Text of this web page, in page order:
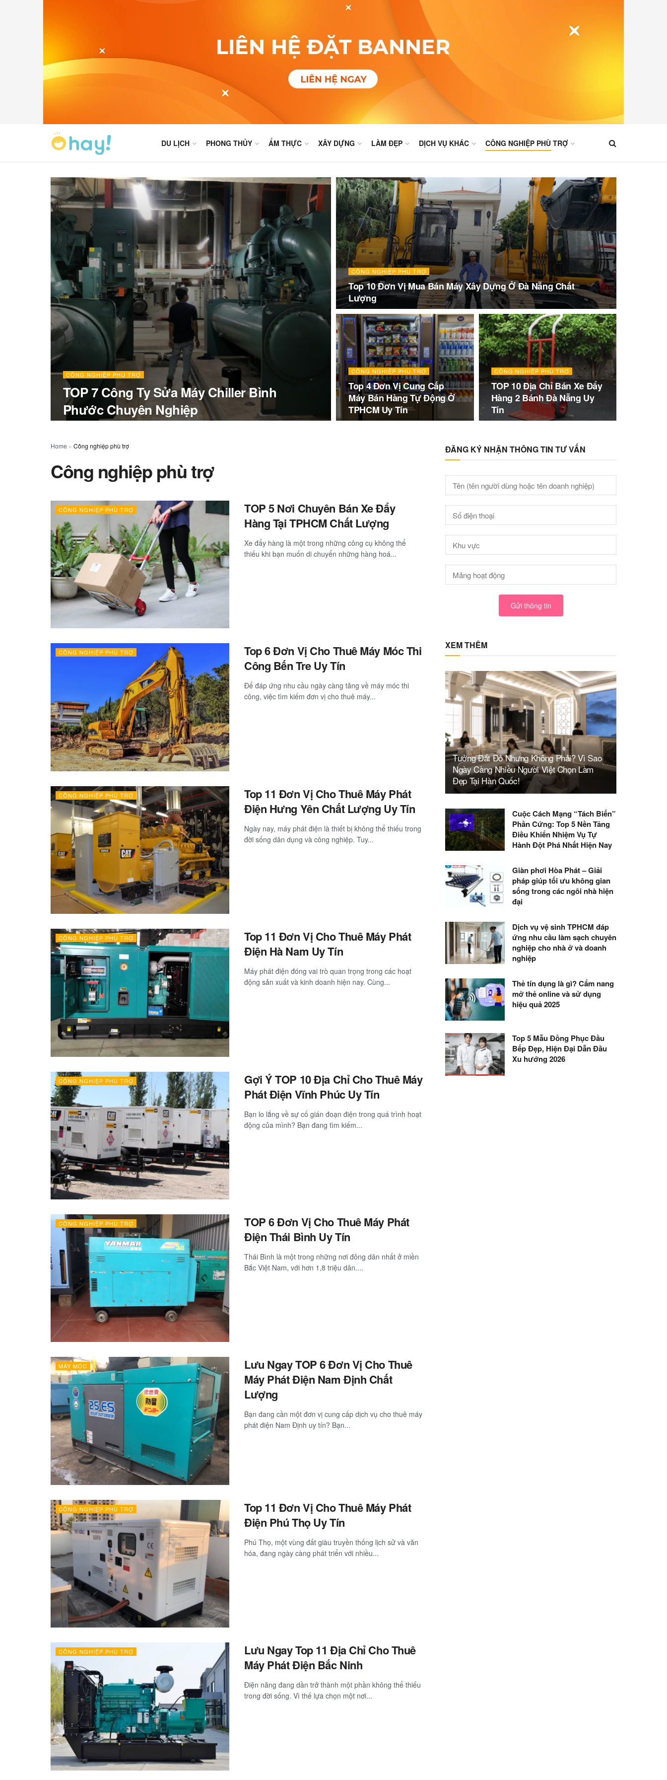
DU LỊCH PHONG THỦY ẨM THỰC XÂY DỰNG LÀM ĐẸP DỊCH VỤ KHÁC CÔNG NGHIỆP PHÙ TRỢ
CÔNG NGHIỆP PHÙ TRỢ
TOP 7 Công Ty Sửa Máy Chiller Bình
Phước Chuyên Nghiệp
CÔNG NGHIỆP PHÙ TRỢ
Top 10 Đơn Vị Mua Bán Máy Xây Dựng Ở Đà Nẵng Chất
Lượng
CÔNG NGHIỆP PHÙ TRỢ
Top 4 Đơn Vị Cung Cấp
Máy Bán Hàng Tự Động Ở
TPHCM Uy Tín
CÔNG NGHIỆP PHÙ TRỢ
TOP 10 Địa Chỉ Bán Xe Đẩy
Hàng 2 Bánh Đà Nẵng Uy
Tín
Home » Công nghiệp phù trợ
Công nghiệp phù trợ
CÔNG NGHIỆP PHÙ TRỢ
TOP 5 Nơi Chuyên Bán Xe Đẩy
Hàng Tại TPHCM Chất Lượng
Xe đẩy hàng là một trong những công cụ không thể
thiếu khi bạn muốn di chuyển những hàng hoá...
CÔNG NGHIỆP PHÙ TRỢ
Top 6 Đơn Vị Cho Thuê Máy Móc Thi
Công Bến Tre Uy Tín
Để đáp ứng nhu cầu ngày càng tăng về máy móc thi
công, việc tìm kiếm đơn vị cho thuê máy...
CÔNG NGHIỆP PHÙ TRỢ
Top 11 Đơn Vị Cho Thuê Máy Phát
Điện Hưng Yên Chất Lượng Uy Tín
Ngày nay, máy phát điện là thiết bị không thể thiếu trong
đời sống dân dụng và công nghiệp. Tuy...
CÔNG NGHIỆP PHÙ TRỢ
Top 11 Đơn Vị Cho Thuê Máy Phát
Điện Hà Nam Uy Tín
Máy phát điện đóng vai trò quan trọng trong các hoạt
động sản xuất và kinh doanh hiện nay. Cùng...
CÔNG NGHIỆP PHÙ TRỢ
Gợi Ý TOP 10 Địa Chỉ Cho Thuê Máy
Phát Điện Vĩnh Phúc Uy Tín
Bạn lo lắng về sự cố gián đoạn điện trong quá trình hoạt
động của mình? Bạn đang tìm kiếm...
CÔNG NGHIỆP PHÙ TRỢ
TOP 6 Đơn Vị Cho Thuê Máy Phát
Điện Thái Bình Uy Tín
Thái Bình là một trong những nơi đông dân nhất ở miền
Bắc Việt Nam, với hơn 1,8 triệu dân....
MÁY MÓC
Lưu Ngay TOP 6 Đơn Vị Cho Thuê
Máy Phát Điện Nam Định Chất
Lượng
Bạn đang cần một đơn vị cung cấp dịch vụ cho thuê máy
phát điện Nam Định uy tín? Bạn...
CÔNG NGHIỆP PHÙ TRỢ
Top 11 Đơn Vị Cho Thuê Máy Phát
Điện Phú Thọ Uy Tín
Phú Thọ, một vùng đất giàu truyền thống lịch sử và văn
hóa, đang ngày càng phát triển với nhiều...
CÔNG NGHIỆP PHÙ TRỢ
Lưu Ngay Top 11 Địa Chỉ Cho Thuê
Máy Phát Điện Bắc Ninh
Điện năng đang dần trở thành một phần không thể thiếu
trong đời sống. Vì thế lựa chọn một nơi...
ĐĂNG KÝ NHẬN THÔNG TIN TƯ VẤN
Gửi thông tin
XEM THÊM
Tưởng Đắt Đỏ Nhưng Không Phải? Vì Sao
Ngày Càng Nhiều Người Việt Chọn Làm
Đẹp Tại Hàn Quốc!
Cuộc Cách Mạng “Tách Biến”
Phần Cứng: Top 5 Nền Tảng
Điều Khiển Nhiệm Vụ Tự
Hành Đột Phá Nhất Hiện Nay
Giàn phơi Hòa Phát – Giải
pháp giúp tối ưu không gian
sống trong các ngôi nhà hiện
đại
Dịch vụ vệ sinh TPHCM đáp
ứng nhu cầu làm sạch chuyên
nghiệp cho nhà ở và doanh
nghiệp
Thẻ tín dụng là gì? Cẩm nang
mở thẻ online và sử dụng
hiệu quả 2025
Top 5 Mẫu Đồng Phục Đầu
Bếp Đẹp, Hiện Đại Dẫn Đầu
Xu hướng 2026